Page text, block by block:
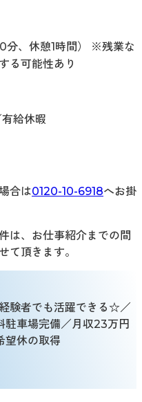
、休憩1時間） ※残業な
る可能性あり
給休暇
合は0120-10-6918へお掛
は、お仕事紹介までの間
て頂きます。
験者でも活躍できる☆／
車場完備／月収23万円
望休の取得